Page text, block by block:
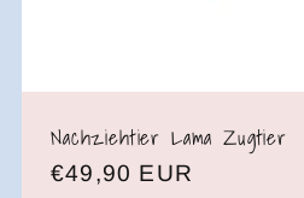
Nachziehtier Lama Zugtier
Normaler
€49,90 EUR